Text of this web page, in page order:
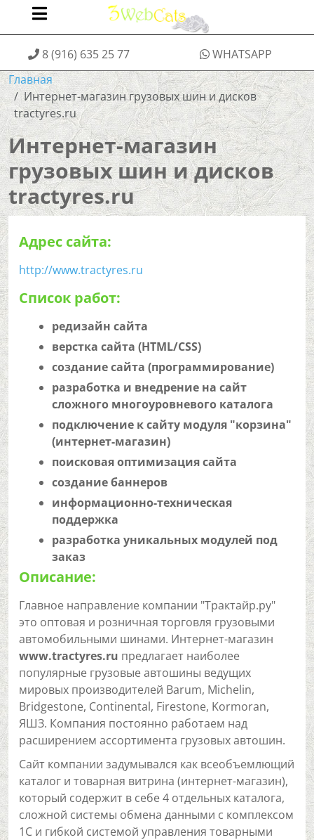
8 (916) 635 25 77
WHATSAPP
Главная
Интернет-магазин грузовых шин и дисков
tractyres.ru
Интернет-магазин
грузовых шин и дисков
tractyres.ru
Адрес сайта:
http://www.tractyres.ru
Список работ:
редизайн сайта
верстка сайта (HTML/CSS)
создание сайта (программирование)
разработка и внедрение на сайт
сложного многоуровневого каталога
подключение к сайту модуля "корзина"
(интернет-магазин)
поисковая оптимизация сайта
создание баннеров
информационно-техническая
поддержка
разработка уникальных модулей под
заказ
Описание:
Главное направление компании "Трактайр.ру"
это оптовая и розничная торговля грузовыми
автомобильными шинами. Интернет-магазин
www.tractyres.ru предлагает наиболее
популярные грузовые автошины ведущих
мировых производителей Barum, Michelin,
Bridgestone, Continental, Firestone, Kormoran,
ЯШЗ. Компания постоянно работаем над
расширением ассортимента грузовых автошин.
Сайт компании задумывался как всеобъемлющий
каталог и товарная витрина (интернет-магазин),
который содержит в себе 4 отдельных каталога,
сложной системы обмена данными с комплексом
1С и гибкой системой управления товарными